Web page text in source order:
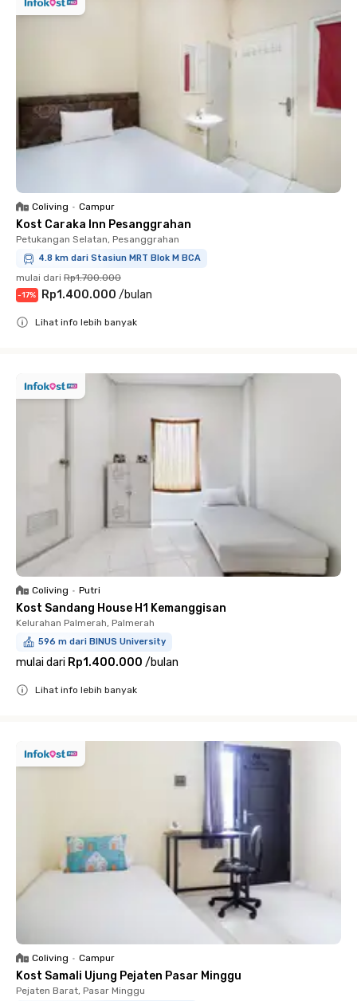
Coliving • Campur
Kost Caraka Inn Pesanggrahan
Petukangan Selatan, Pesanggrahan
4.8 km dari Stasiun MRT Blok M BCA
mulai dari Rp1.700.000
-17% Rp1.400.000 /bulan
Lihat info lebih banyak
Coliving • Putri
Kost Sandang House H1 Kemanggisan
Kelurahan Palmerah, Palmerah
596 m dari BINUS University
mulai dari Rp1.400.000 /bulan
Lihat info lebih banyak
Coliving • Campur
Kost Samali Ujung Pejaten Pasar Minggu
Pejaten Barat, Pasar Minggu